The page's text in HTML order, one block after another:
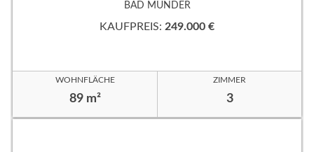
BAD MÜNDER
KAUFPREIS: 249.000 €
WOHNFLÄCHE
89 m²
ZIMMER
3